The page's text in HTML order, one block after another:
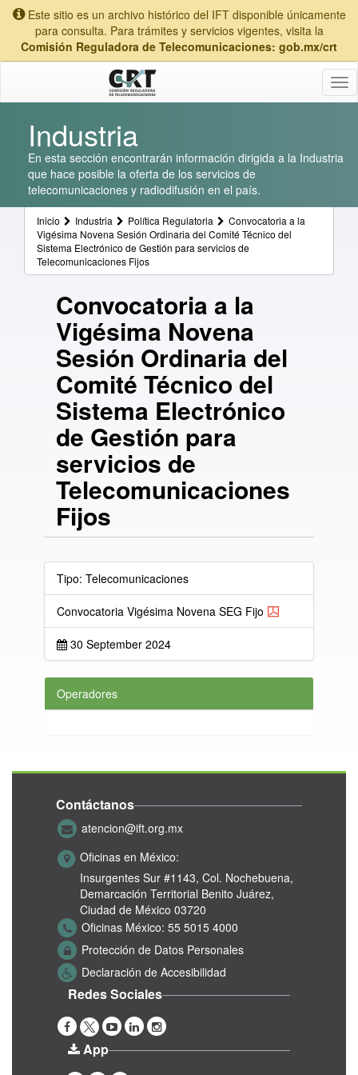
Este sitio es un archivo histórico del IFT disponible únicamente
para consulta. Para trámites y servicios vigentes, visita la
Comisión Reguladora de Telecomunicaciones: gob.mx/crt
Industria
En esta sección encontrarán información dirigida a la Industria
que hace posible la oferta de los servicios de
telecomunicaciones y radiodifusión en el país.
Inicio Industria Política Regulatoria
Convocatoria a la
Vigésima Novena Sesión Ordinaria del Comité Técnico del
Sistema Electrónico de Gestión para servicios de
Telecomunicaciones Fijos
Convocatoria a la
Vigésima Novena
Sesión Ordinaria del
Comité Técnico del
Sistema Electrónico
de Gestión para
servicios de
Telecomunicaciones
Fijos
Tipo: Telecomunicaciones
Convocatoria Vigésima Novena SEG Fijo
30 September 2024
Operadores
Contáctanos
atencion@ift.org.mx
Oficinas en México:
Insurgentes Sur #1143, Col. Nochebuena,
Demarcación Territorial Benito Juárez,
Ciudad de México 03720
Oficinas México: 55 5015 4000
Protección de Datos Personales
Declaración de Accesibilidad
Redes Sociales
App